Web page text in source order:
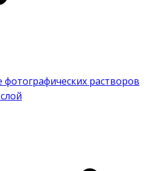
растворов